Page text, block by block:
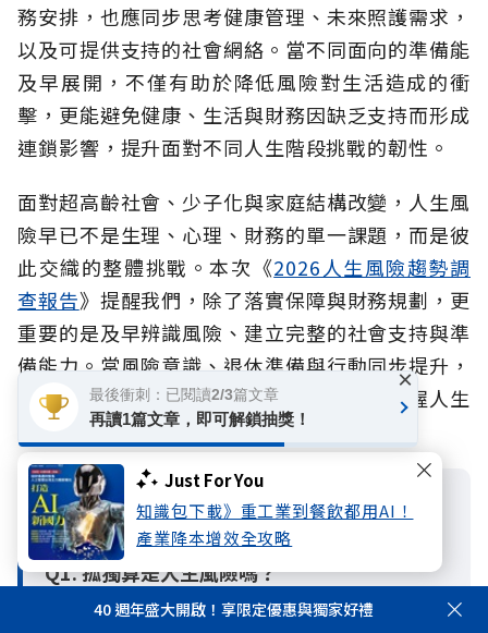
Just For You
知識包下載》重工業到餐飲都用AI！
產業降本增效全攻略
務安排，也應同步思考健康管理、未來照護需求，
以及可提供支持的社會網絡。當不同面向的準備能
及早展開，不僅有助於降低風險對生活造成的衝
擊，更能避免健康、生活與財務因缺乏支持而形成
連鎖影響，提升面對不同人生階段挑戰的韌性。
面對超高齡社會、少子化與家庭結構改變，人生風
險早已不是生理、心理、財務的單一課題，而是彼
此交織的整體挑戰。本次《2026人生風險趨勢調
查報告》提醒我們，除了落實保障與財務規劃，更
重要的是及早辨識風險、建立完整的社會支持與準
備能力。當風險意識、退休準備與行動同步提升，
才能從容因應長壽與突發風險挑戰，真正掌握人生
主導權。
必看重點Q&A
Q1. 孤獨算是人生風險嗎？
A1：算是。孤獨本身不一定是立即發生的風險
40 週年盛大開啟！享限定優惠與獨家好禮
最後衝刺：已閱讀2/3篇文章
再讀1篇文章，即可解鎖抽獎！
×